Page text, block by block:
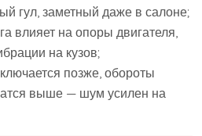
гул, заметный даже в салоне;
влияет на опоры двигателя,
на кузов;
позже, обороты
выше — шум усилен на